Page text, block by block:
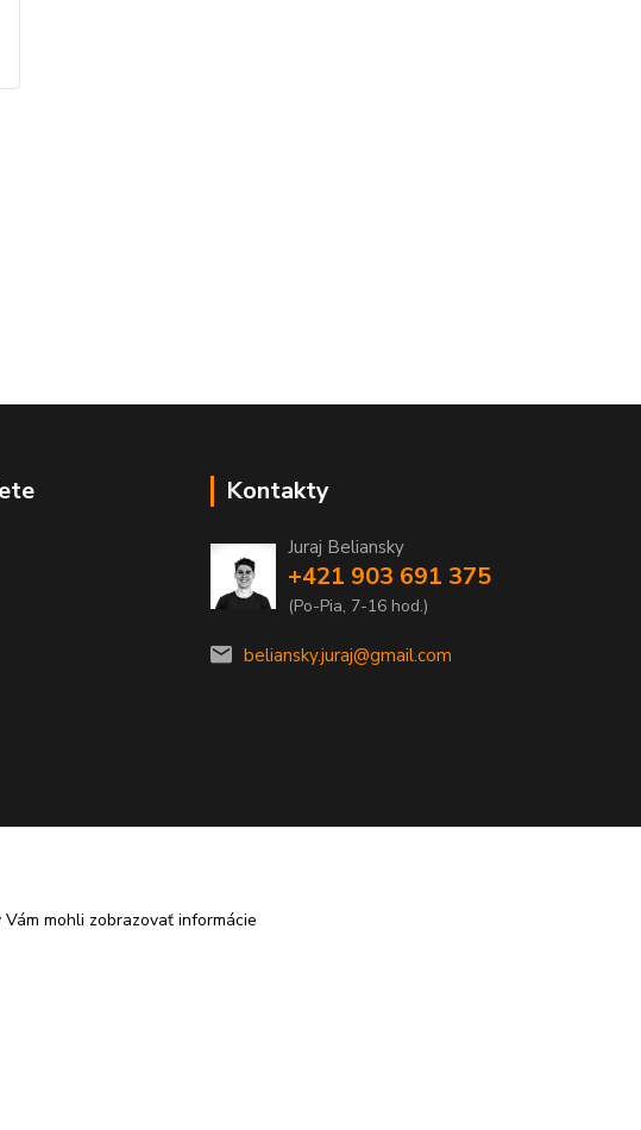
Kontakty
Juraj Beliansky
+421 903 691 375
(Po-Pia, 7-16 hod.)
beliansky.juraj@gmail.com
mohli zobrazovať informácie